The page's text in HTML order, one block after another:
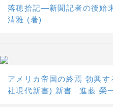
落穂拾記―新聞記者の後始
清雅 (著)
アメリカ帝国の終焉 勃興
社現代新書) 新書 –進藤 榮